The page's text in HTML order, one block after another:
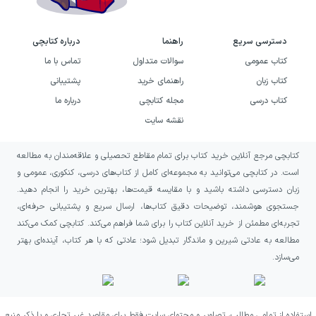
این جدول می‌تواند به‌عنوان یک مرجع مفید برای
درک ویژگی‌های پاسخ‌نامه کتاب عربی عمار جامع
کنکور انسانی قلم چی مورد استفاده قرار گیرد.
این پاسخ‌نامه به‌گونه‌ای طراحی شده که داوطلب
حتی در صورت نداشتن معلم نیز بتواند به‌تنهایی
به‌گونه‌ای طراحی شده‌اند که خستگی چشم را
کاهش داده و یادگیری را تسهیل کنند. در حین
مطالعه احساس شلوغی یا پراکندگی ندارید و
طراحی بصری نقش مهمی در درک بهتر مفاهیم
دارد.
بررسی ساختار کتاب عربی عمار
جامع کنکور انسانی قلم چی
دسترسی سریع
کتاب عمومی
کتاب زبان
کتاب درسی
راهنما
سوالات متداول
راهنمای خرید
مجله کتابچی
نقشه سایت
درباره کتابچی
تماس با ما
پشتیبانی
درباره ما
کتابچی مرجع آنلاین خرید کتاب برای تمام مقاطع تحصیلی و علاقه‌مندان به مطالعه
است. در کتابچی می‌توانید به مجموعه‌ای کامل از کتاب‌های درسی، کنکوری، عمومی و
زبان دسترسی داشته باشید و با مقایسه قیمت‌ها، بهترین خرید را انجام دهید.
جستجوی هوشمند، توضیحات دقیق کتاب‌ها، ارسال سریع و پشتیبانی حرفه‌ای،
تجربه‌ای مطمئن از خرید آنلاین کتاب را برای شما فراهم می‌کند. کتابچی کمک می‌کند
مطالعه به عادتی شیرین و ماندگار تبدیل شود؛ عادتی که با هر کتاب، آینده‌ای بهتر
می‌سازد.